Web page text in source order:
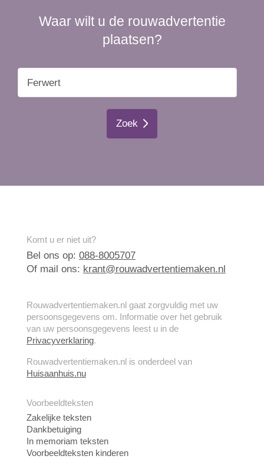
Waar wilt u de rouwadvertentie
plaatsen?
Zoek
Komt u er niet uit?
Bel ons op: 088-8005707
Of mail ons: krant@rouwadvertentiemaken.nl
Rouwadvertentiemaken.nl gaat zorgvuldig met uw
persoonsgegevens om. Informatie over het gebruik
van uw persoonsgegevens leest u in de
Privacyverklaring.
Rouwadvertentiemaken.nl is onderdeel van
Huisaanhuis.nu
Voorbeeldteksten
Zakelijke teksten
Dankbetuiging
In memoriam teksten
Voorbeeldteksten kinderen